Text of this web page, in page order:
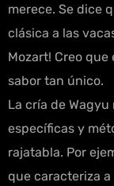
merece. Se dice
clásica a las
Mozart! Creo
sabor tan único.
La cría de
específicas y
rajatabla. Por
que caracteriza a